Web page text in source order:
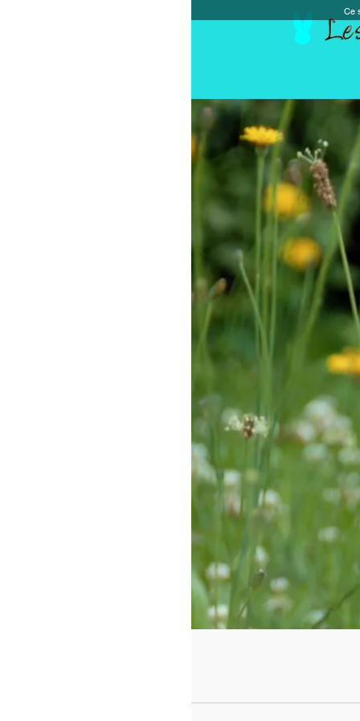
https://
Ce site et des sites tiers qu'il utilise collectent des